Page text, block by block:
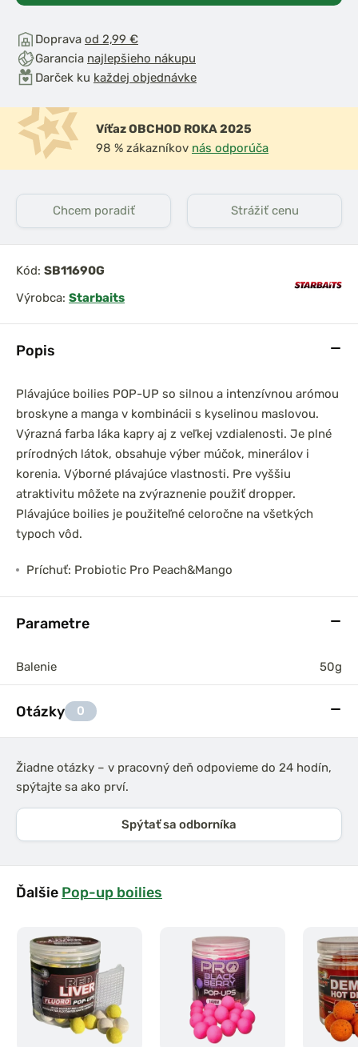
Popis
Plávajúce boilies POP-UP so silnou a intenzívnou arómou
broskyne a manga v kombinácii s kyselinou maslovou.
Výrazná farba láka kapry aj z veľkej vzdialenosti. Je plné
prírodných látok, obsahuje výber múčok, minerálov i
korenia. Výborné plávajúce vlastnosti. Pre vyššiu
atraktivitu môžete na zvýraznenie použiť dropper.
Plávajúce boilies je použiteľné celoročne na všetkých
typoch vôd.
Príchuť: Probiotic Pro Peach&Mango
Parametre
Balenie 50g
Otázky 0
Žiadne otázky – v pracovný deň odpovieme do 24 hodín,
spýtajte sa ako prví.
Spýtať sa odborníka
Ďalšie Pop-up boilies
Doprava od 2,99 €
Garancia najlepšieho nákupu
Darček ku každej objednávke
Víťaz OBCHOD ROKA 2025
98 % zákazníkov nás odporúča
Chcem poradiť Strážiť cenu
Kód: SB11690G
Výrobca: Starbaits